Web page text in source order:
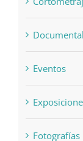
Eventos